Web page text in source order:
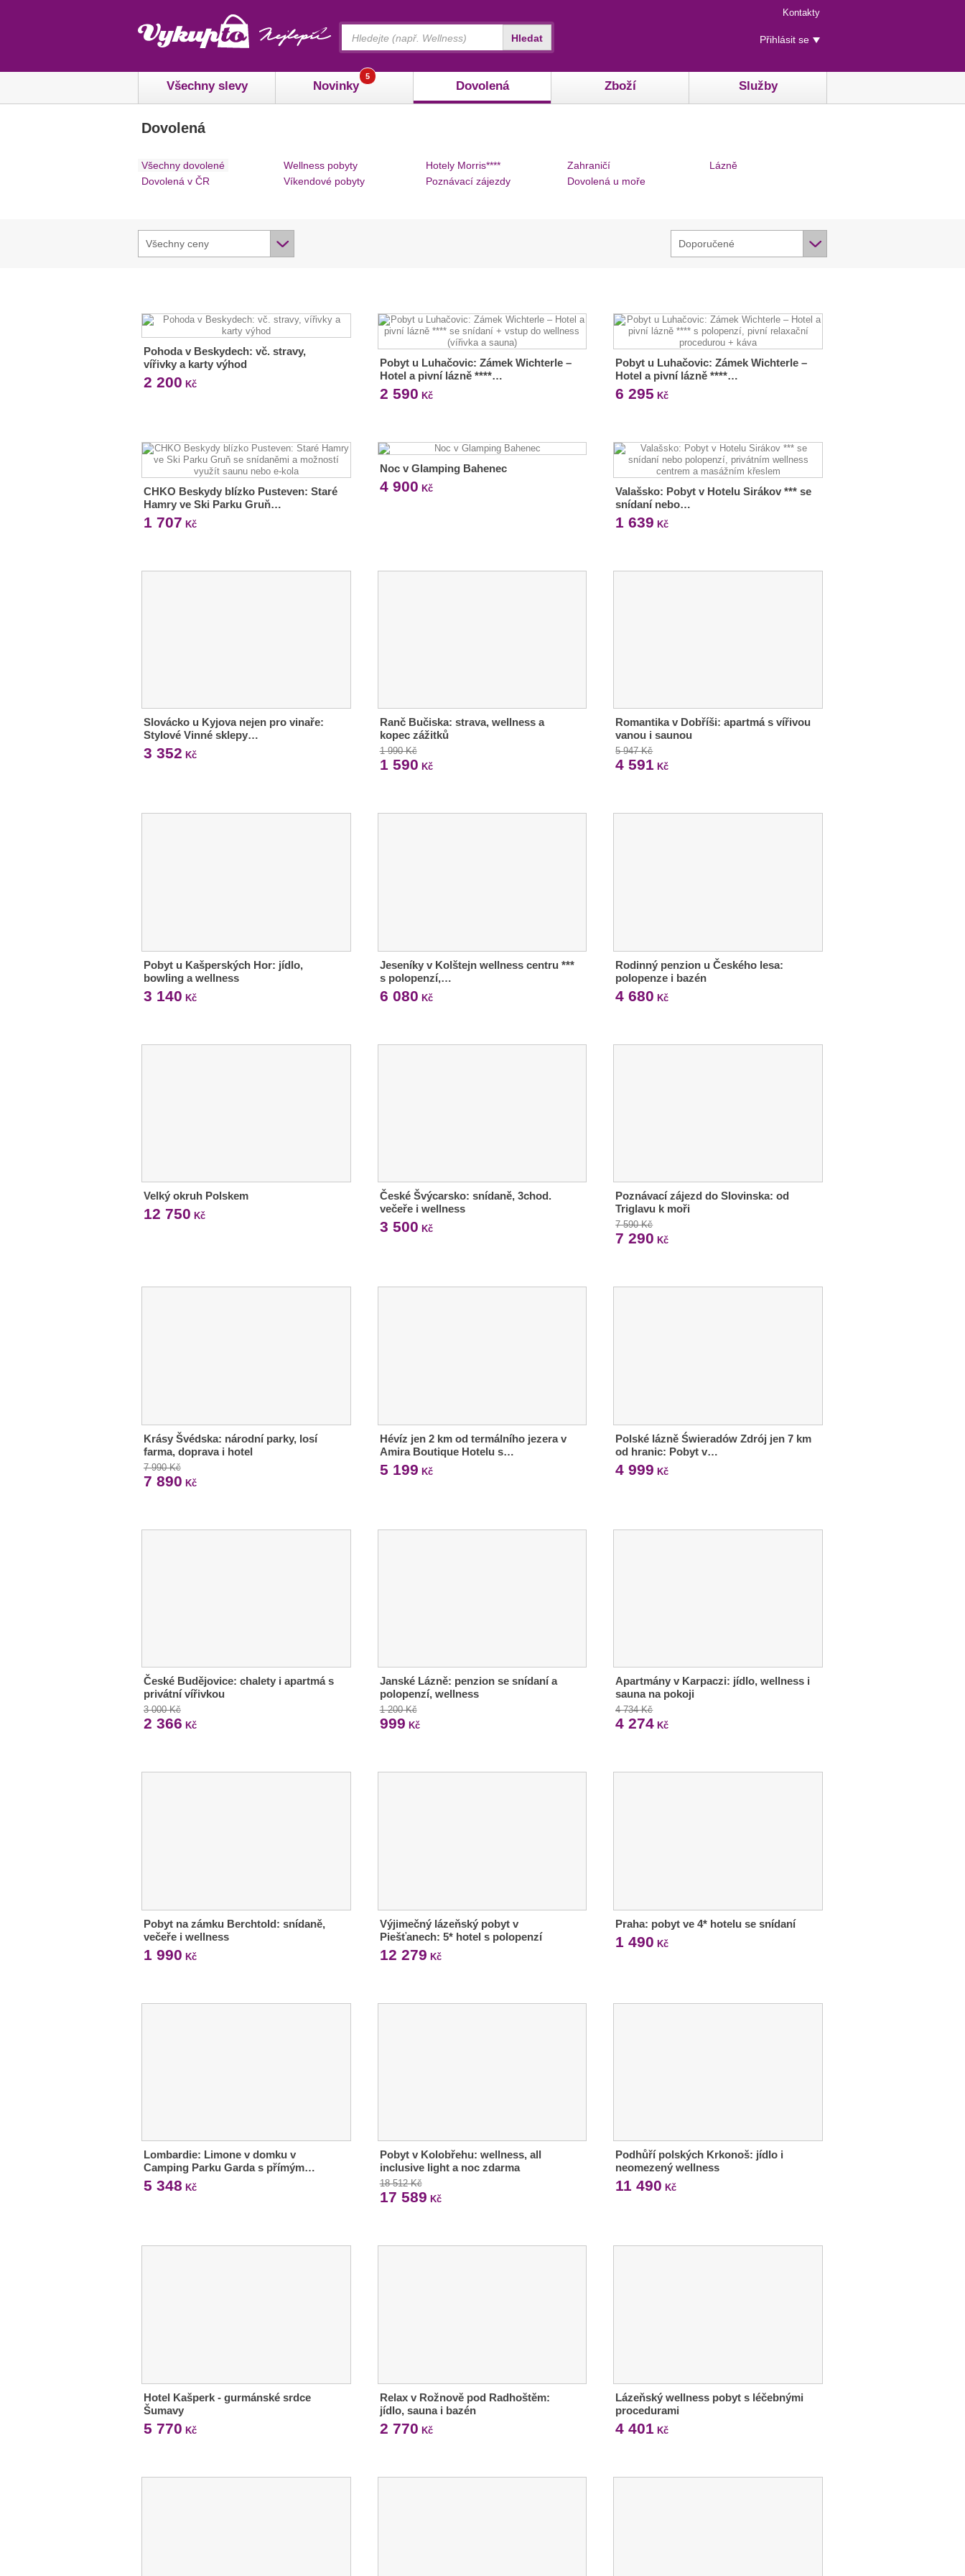
Menu
rychlého
přístupu
Kontakty
Uživatelské
menu
Přihlásit se
Všechny slevy Novinky
5
Dovolená Zboží Služby
Hledat
Dovolená
Všechny dovolené
Dovolená v ČR
Wellness pobyty
Víkendové pobyty
Hotely Morris****
Poznávací zájezdy
Zahraničí
Dovolená u moře
Lázně
Všechny ceny Doporučené
Pohoda v Beskydech: vč. stravy,
vířivky a karty výhod
2 200 Kč
Pobyt u Luhačovic: Zámek Wichterle –
Hotel a pivní lázně ****…
2 590 Kč
Pobyt u Luhačovic: Zámek Wichterle –
Hotel a pivní lázně ****…
6 295 Kč
CHKO Beskydy blízko Pusteven: Staré
Hamry ve Ski Parku Gruň…
1 707 Kč
Noc v Glamping Bahenec
4 900 Kč
Valašsko: Pobyt v Hotelu Sirákov *** se
snídaní nebo…
1 639 Kč
Slovácko u Kyjova nejen pro vinaře:
Stylové Vinné sklepy…
3 352 Kč
Ranč Bučiska: strava, wellness a
kopec zážitků
1 990 Kč
1 590 Kč
Romantika v Dobříši: apartmá s vířivou
vanou i saunou
5 947 Kč
4 591 Kč
Pobyt u Kašperských Hor: jídlo,
bowling a wellness
3 140 Kč
Jeseníky v Kolštejn wellness centru ***
s polopenzí,…
6 080 Kč
Rodinný penzion u Českého lesa:
polopenze i bazén
4 680 Kč
Velký okruh Polskem
12 750 Kč
České Švýcarsko: snídaně, 3chod.
večeře i wellness
3 500 Kč
Poznávací zájezd do Slovinska: od
Triglavu k moři
7 590 Kč
7 290 Kč
Krásy Švédska: národní parky, losí
farma, doprava i hotel
7 990 Kč
7 890 Kč
Hévíz jen 2 km od termálního jezera v
Amira Boutique Hotelu s…
5 199 Kč
Polské lázně Świeradów Zdrój jen 7 km
od hranic: Pobyt v…
4 999 Kč
České Budějovice: chalety i apartmá s
privátní vířivkou
3 000 Kč
2 366 Kč
Janské Lázně: penzion se snídaní a
polopenzí, wellness
1 200 Kč
999 Kč
Apartmány v Karpaczi: jídlo, wellness i
sauna na pokoji
4 734 Kč
4 274 Kč
Pobyt na zámku Berchtold: snídaně,
večeře i wellness
1 990 Kč
Výjimečný lázeňský pobyt v
Piešťanech: 5* hotel s polopenzí
12 279 Kč
Praha: pobyt ve 4* hotelu se snídaní
1 490 Kč
Lombardie: Limone v domku v
Camping Parku Garda s přímým…
5 348 Kč
Pobyt v Kolobřehu: wellness, all
inclusive light a noc zdarma
18 512 Kč
17 589 Kč
Podhůří polských Krkonoš: jídlo i
neomezený wellness
11 490 Kč
Hotel Kašperk - gurmánské srdce
Šumavy
5 770 Kč
Relax v Rožnově pod Radhoštěm:
jídlo, sauna i bazén
2 770 Kč
Lázeňský wellness pobyt s léčebnými
procedurami
4 401 Kč